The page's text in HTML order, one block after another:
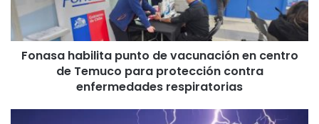
b
Fonasa habilita punto de vacunación en centro
de Temuco para protección contra
enfermedades respiratorias